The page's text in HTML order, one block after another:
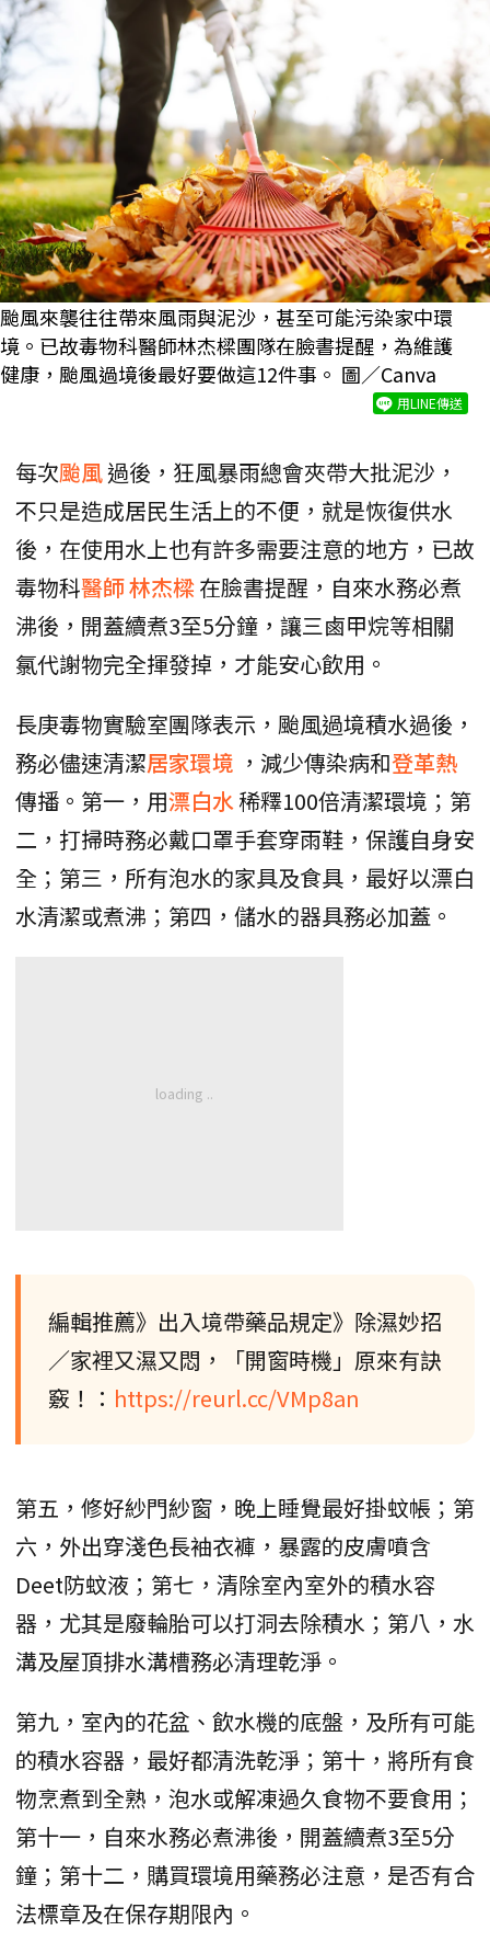
颱風來襲往往帶來風雨與泥沙，甚至可能污染家中環
境。已故毒物科醫師林杰樑團隊在臉書提醒，為維護
健康，颱風過境後最好要做這12件事。 圖／Canva
用LINE傳送
每次颱風過後，狂風暴雨總會夾帶大批泥沙，
不只是造成居民生活上的不便，就是恢復供水
後，在使用水上也有許多需要注意的地方，已故
毒物科醫師林杰樑在臉書提醒，自來水務必煮
沸後，開蓋續煮3至5分鐘，讓三鹵甲烷等相關
氯代謝物完全揮發掉，才能安心飲用。
長庚毒物實驗室團隊表示，颱風過境積水過後，
務必儘速清潔居家環境 ，減少傳染病和登革熱
傳播。第一，用漂白水稀釋100倍清潔環境；第
二，打掃時務必戴口罩手套穿雨鞋，保護自身安
全；第三，所有泡水的家具及食具，最好以漂白
水清潔或煮沸；第四，儲水的器具務必加蓋。
編輯推薦》出入境帶藥品規定》除濕妙招
／家裡又濕又悶，「開窗時機」原來有訣
竅！： https://reurl.cc/VMp8an
第五，修好紗門紗窗，晚上睡覺最好掛蚊帳；第
六，外出穿淺色長袖衣褲，暴露的皮膚噴含
Deet防蚊液；第七，清除室內室外的積水容
器，尤其是廢輪胎可以打洞去除積水；第八，水
溝及屋頂排水溝槽務必清理乾淨。
第九，室內的花盆、飲水機的底盤，及所有可能
的積水容器，最好都清洗乾淨；第十，將所有食
物烹煮到全熟，泡水或解凍過久食物不要食用；
第十一，自來水務必煮沸後，開蓋續煮3至5分
鐘；第十二，購買環境用藥務必注意，是否有合
法標章及在保存期限內。